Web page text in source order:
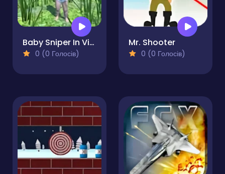
Baby Sniper In Vietnam
0 (0 Голосів)
Mr. Shooter
0 (0 Голосів)